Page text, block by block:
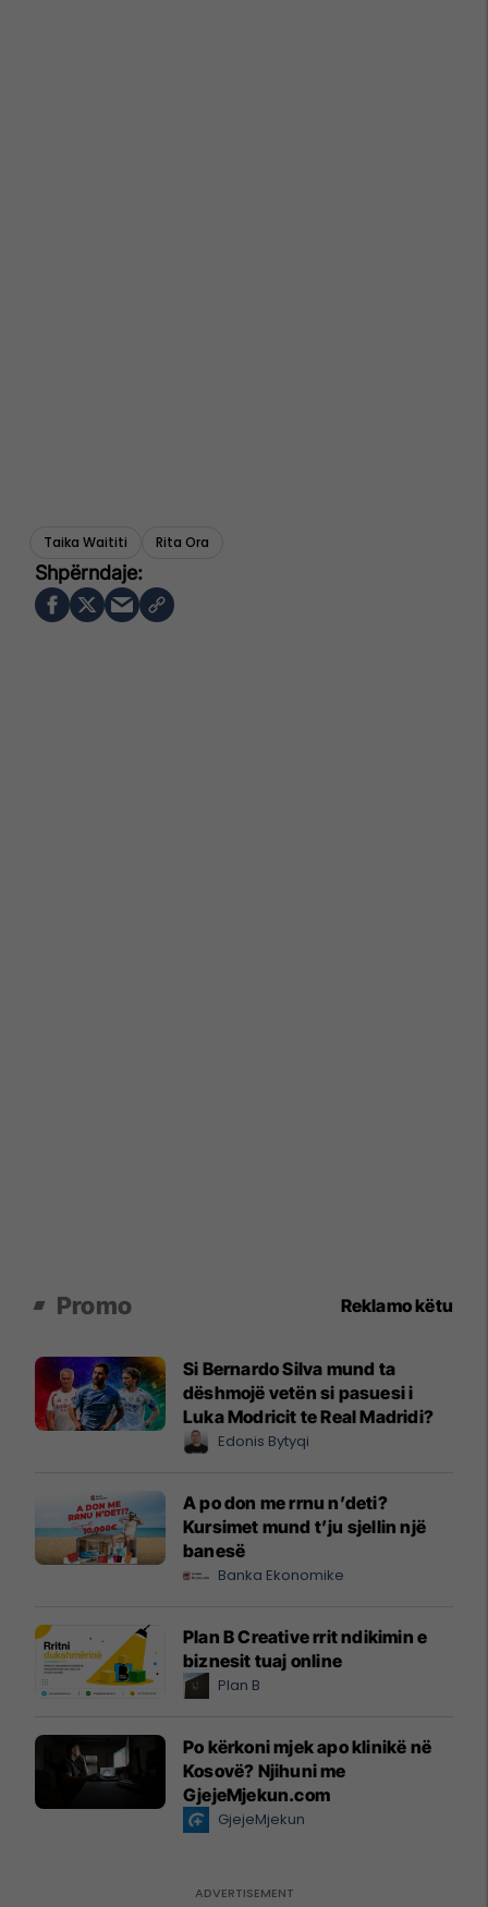
Taika Waititi Rita Ora
Promo Reklamo këtu
Si Bernardo Silva mund ta
dëshmojë vetën si pasuesi i
Luka Modricit te Real Madridi?
Edonis Bytyqi
A po don me rrnu n’deti?
Kursimet mund t’ju sjellin një
banesë
Banka Ekonomike
Plan B Creative rrit ndikimin e
biznesit tuaj online
Plan B
Po kërkoni mjek apo klinikë në
Kosovë? Njihuni me
GjejeMjekun.com
GjejeMjekun